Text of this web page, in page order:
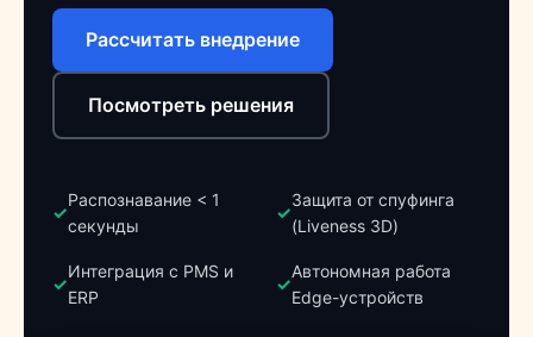
Рассчитать внедрение
Посмотреть решения
✓
Распознавание < 1
секунды
✓
Защита от спуфинга
(Liveness 3D)
✓
Интеграция с PMS и
ERP
✓
Автономная работа
Edge-устройств